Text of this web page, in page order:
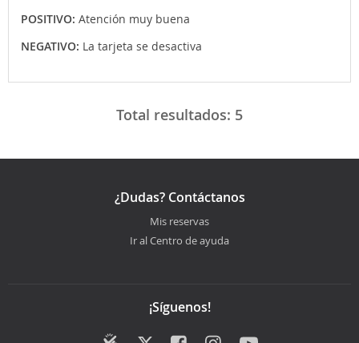
POSITIVO: Atención muy buena
NEGATIVO: La tarjeta se desactiva
Total resultados: 5
¿Dudas? Contáctanos
Mis reservas
Ir al Centro de ayuda
¡Síguenos!